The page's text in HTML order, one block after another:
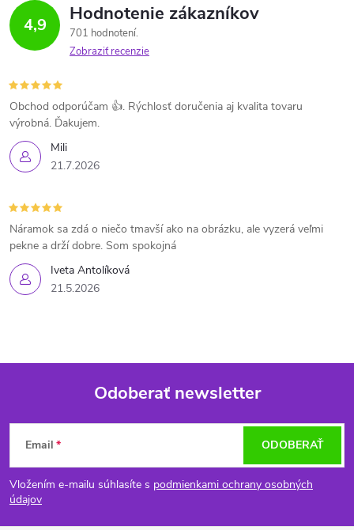
4,9 Hodnotenie zákazníkov
701 hodnotení
Zobraziť recenzie
Mili
21.7.2026
Obchod odporúčam 👍. Rýchlosť doručenia aj kvalita tovaru
výrobná. Ďakujem.
Iveta Antolíková
21.5.2026
Náramok sa zdá o niečo tmavší ako na obrázku, ale vyzerá veľmi
pekne a drží dobre. Som spokojná
Z
á
p
Odoberať newsletter
Email
Vložením e-mailu súhlasíte s podmienkami ochrany osobných
údajov
ODOBERAŤ